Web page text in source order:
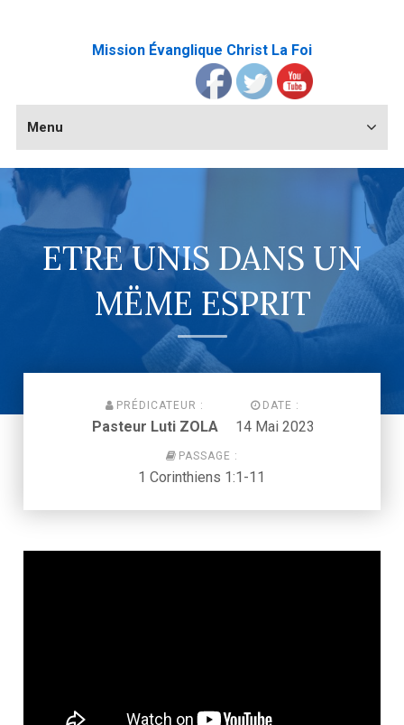
Mission Évanglique Christ La Foi
Menu
ETRE UNIS DANS UN
MËME ESPRIT
PRÉDICATEUR :
Pasteur Luti ZOLA
DATE :
14 Mai 2023
PASSAGE :
1 Corinthiens 1:1-11